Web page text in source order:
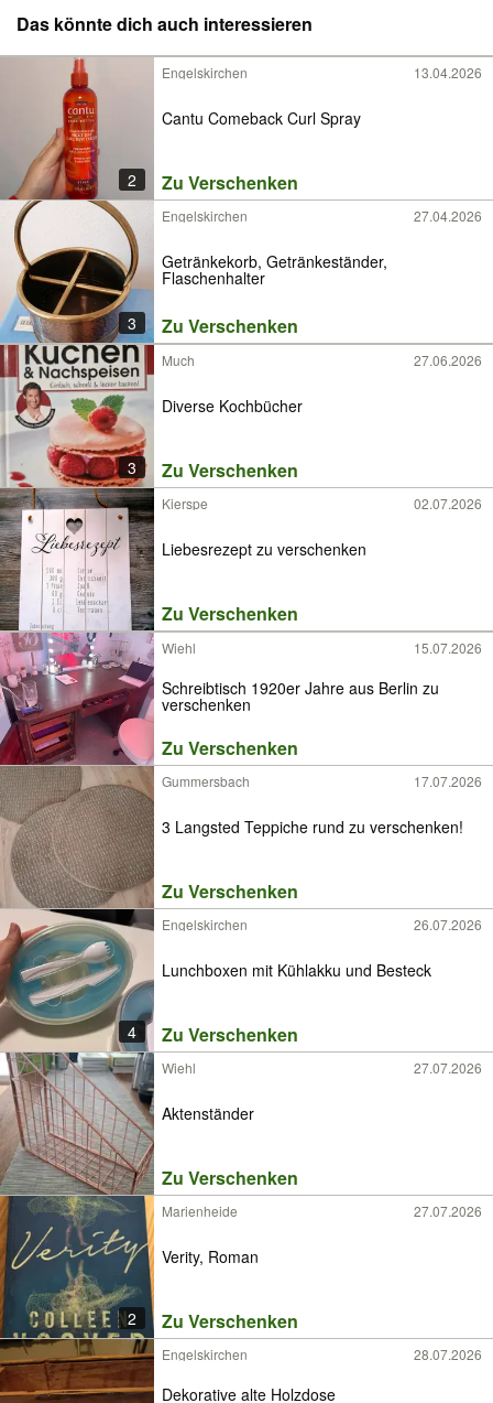
Das könnte dich auch interessieren
2
Engelskirchen 13.04.2026
Cantu Comeback Curl Spray
Zu Verschenken
3
Engelskirchen 27.04.2026
Getränkekorb, Getränkeständer,
Flaschenhalter
Zu Verschenken
3
Much 27.06.2026
Diverse Kochbücher
Zu Verschenken
Kierspe 02.07.2026
Liebesrezept zu verschenken
Zu Verschenken
Wiehl 15.07.2026
Schreibtisch 1920er Jahre aus Berlin zu
verschenken
Zu Verschenken
Gummersbach 17.07.2026
3 Langsted Teppiche rund zu verschenken!
Zu Verschenken
4
Engelskirchen 26.07.2026
Lunchboxen mit Kühlakku und Besteck
Zu Verschenken
Wiehl 27.07.2026
Aktenständer
Zu Verschenken
2
Marienheide 27.07.2026
Verity, Roman
Zu Verschenken
Engelskirchen 28.07.2026
Dekorative alte Holzdose